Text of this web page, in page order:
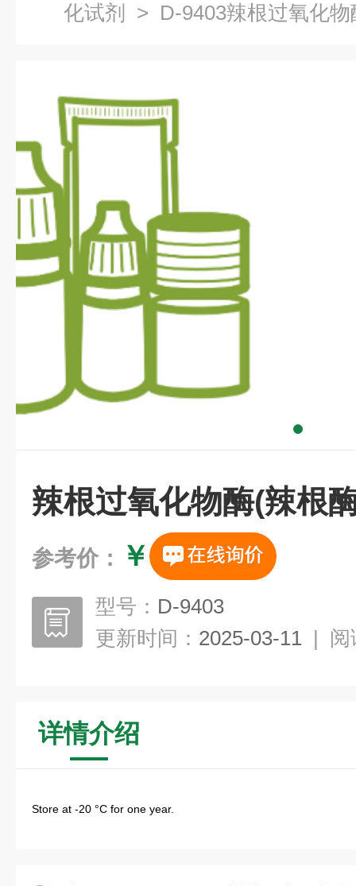
化试剂
> D-9403辣根过氧化
辣根过氧化物酶(辣根
参考价： ￥
型号： D-9403
更新时间： 2025-03-11 | 阅
详情介绍
Store at -20 °C for one year.